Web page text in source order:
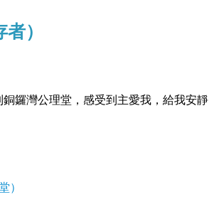
）
鑼灣公理堂，感受到主愛我，給我安靜
）